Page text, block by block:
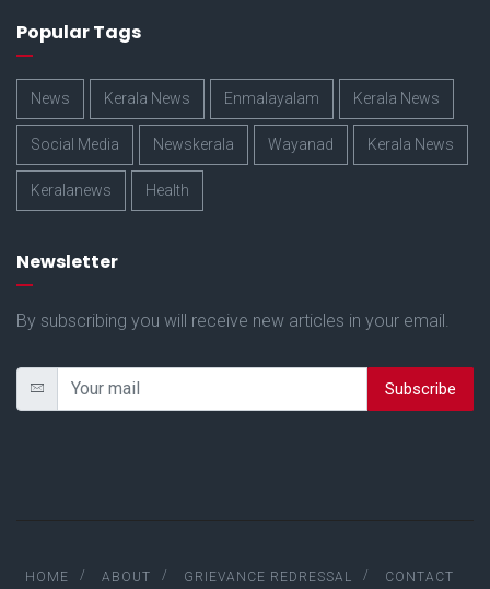
Popular Tags
News Kerala News Enmalayalam Kerala News
Social Media Newskerala Wayanad Kerala News
Keralanews Health
Newsletter
By subscribing you will receive new articles in your email.
Subscribe
HOME ABOUT GRIEVANCE REDRESSAL CONTACT